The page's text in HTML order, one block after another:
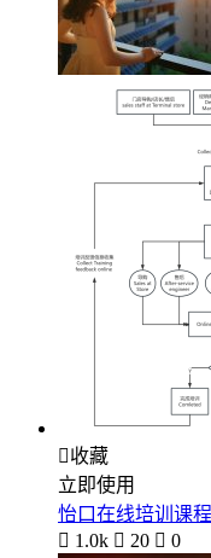
收藏
立即使用
怡口在线培训课程
 1.0k  20  0